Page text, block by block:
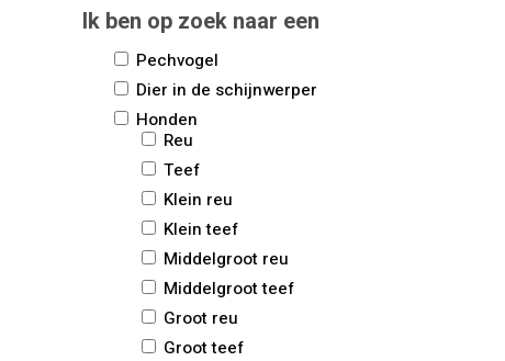
Ik ben op zoek naar een
Pechvogel
Dier in de schijnwerper
Honden
Reu
Teef
Klein reu
Klein teef
Middelgroot reu
Middelgroot teef
Groot reu
Groot teef